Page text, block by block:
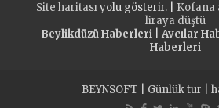
Site haritasıyolu gösterir. | Kofana
liraya düştü
Beylikdüzü Haberleri| Avcılar
Haberleri
BEYNSOFT Günlük tur